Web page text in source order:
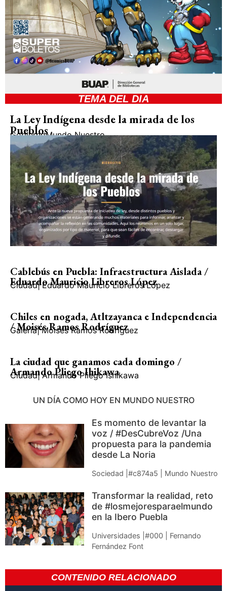
TEMA DEL DIA
La Ley Indígena desde la mirada de los
Pueblos
GobiernoMundo Nuestro
Cablebús en Puebla: Infraestructura Aislada /
Eduardo Mauricio Libreros López
Ciudad| Eduardo Mauricio Libreros López
Chiles en nogada, Atltzayanca e Independencia
/ Moisés Ramos Rodríguez
Galería| Moisés Ramos Rodríguez
La ciudad que ganamos cada domingo /
Armando Pliego Ihikawa
Ciudad| Armando Pliego Ishikawa
UN DÍA COMO HOY EN MUNDO NUESTRO
Es momento de levantar la
voz / #DesCubreVoz /Una
propuesta para la pandemia
desde La Noria
Sociedad |#c874a5 | Mundo Nuestro
Transformar la realidad, reto
de #losmejoresparaelmundo
en la Ibero Puebla
Universidades |#000 | Fernando
Fernández Font
CONTENIDO RELACIONADO